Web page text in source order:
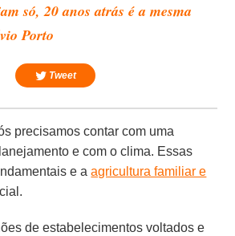
só, 20 anos atrás é a mesma
Porto
Tweet
precisamos contar com uma
e com o clima. Essas
e aagricultura familiar e
de estabelecimentos voltados e